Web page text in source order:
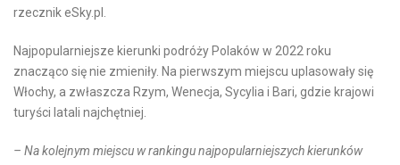
rzecznik eSky.pl.
Najpopularniejsze kierunki podróży Polaków w 2022 roku
znacząco się nie zmieniły. Na pierwszym miejscu uplasowały się
Włochy, a zwłaszcza Rzym, Wenecja, Sycylia i Bari, gdzie krajowi
turyści latali najchętniej.
– Na kolejnym miejscu w rankingu najpopularniejszych kierunków